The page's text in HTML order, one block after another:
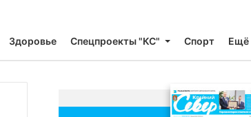
Здоровье Спецпроекты "КС" Спорт Ещё